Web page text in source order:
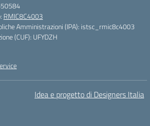
RMIC8C4003
Amministrazioni (IPA): istsc_rmic8c4003
(CUF): UFYDZH
Idea e progetto di Designers Italia